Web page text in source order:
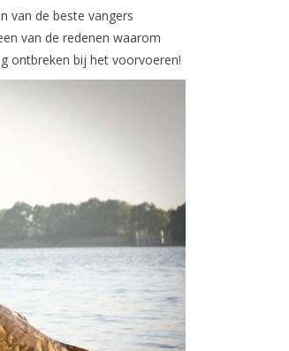
van de beste vangers
van de redenen waarom
ontbreken bij het voorvoeren!